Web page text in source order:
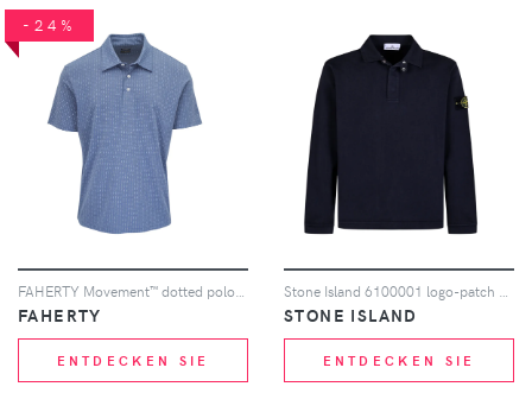
-24%
FAHERTY
ENTDECKEN SIE
STONE ISLAND
ENTDECKEN SIE